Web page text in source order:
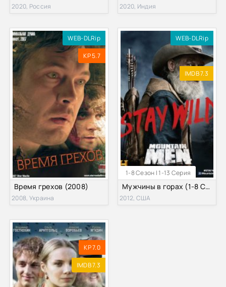
2020, Россия 2020, Индия
WEB-DLRip
KP 5.7
Время грехов (2008)
2008, Украина
1-8 Сезон | 1-13 Серия
WEB-DLRip
IMDB 7.3
Мужчины в горах (1-8 Сезон)
2012, США
KP 7.0
IMDB 7.3